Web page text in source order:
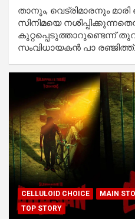
താനും, വെട്രിമാരനും
സിനിമയെ
കുറ്റപ്പെടുത്താറുണ്ടെന്ന്
സംവിധായകൻ പാ
CELLULOID CHOICE MAIN
TOP STORY